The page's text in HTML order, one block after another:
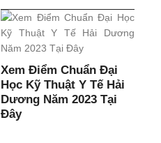
Xem Điểm Chuẩn Đại
Học Kỹ Thuật Y Tế Hải
Dương Năm 2023 Tại
Đây